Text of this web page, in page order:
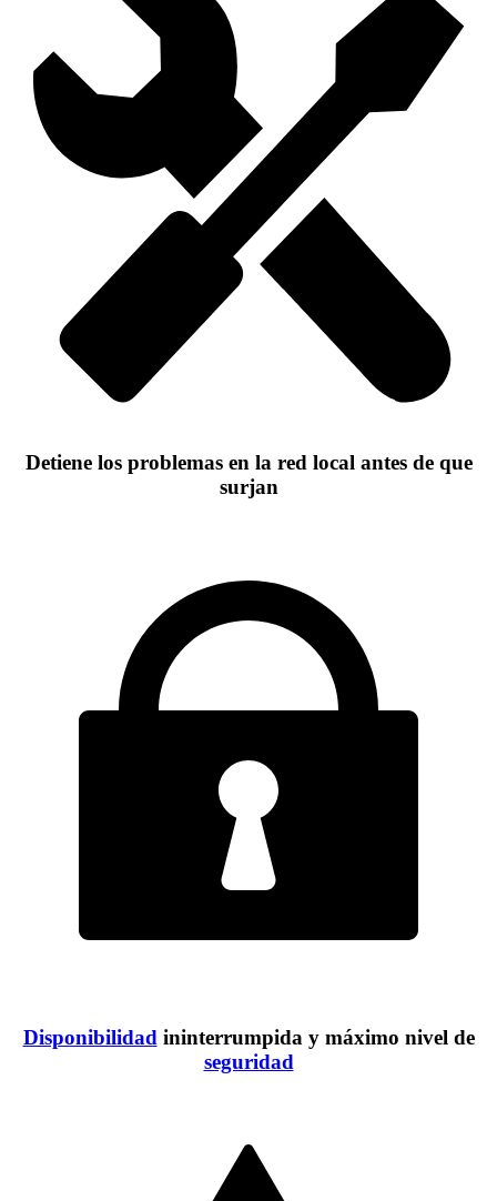
Detiene los problemas en la red local antes de que
surjan
Disponibilidad ininterrumpida y máximo nivel de
seguridad